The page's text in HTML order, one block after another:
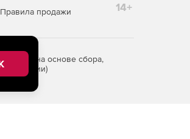
Правила продажи 14+
на основе сбора,
Федерации)